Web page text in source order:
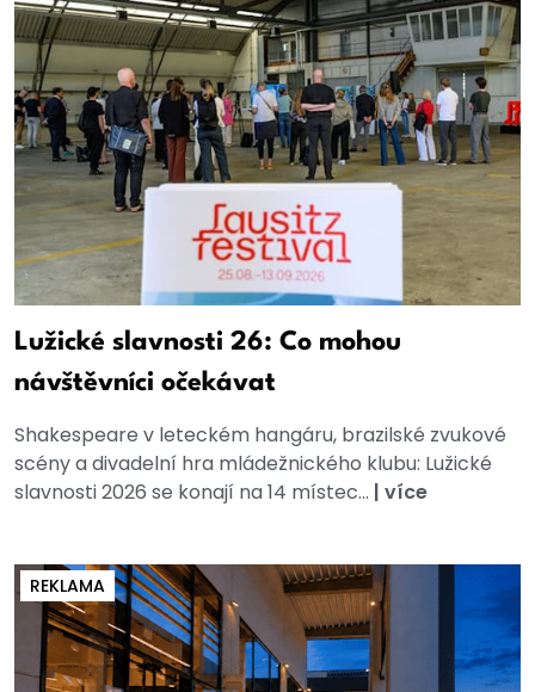
Lužické slavnosti 26: Co mohou
návštěvníci očekávat
Shakespeare v leteckém hangáru, brazilské zvukové
scény a divadelní hra mládežnického klubu: Lužické
slavnosti 2026 se konají na 14 místec... | více
REKLAMA